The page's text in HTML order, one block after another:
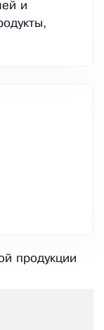
и
продукции